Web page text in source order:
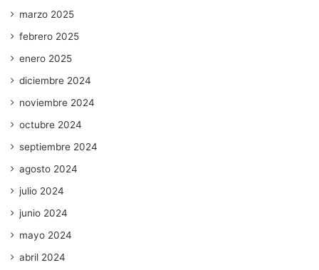
marzo 2025
febrero 2025
enero 2025
diciembre 2024
noviembre 2024
octubre 2024
septiembre 2024
agosto 2024
julio 2024
junio 2024
mayo 2024
abril 2024